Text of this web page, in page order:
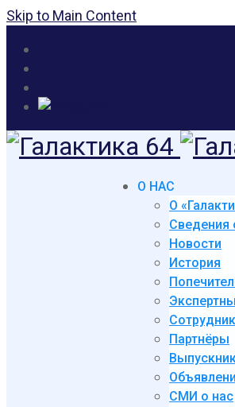
Skip to Main Content
О НАС
О
Сведения
Новости
История
Партнёры
СМИ о нас